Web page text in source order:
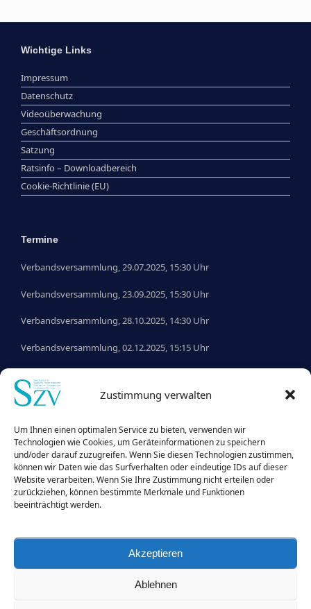
Zustimmung verwalten
Um Ihnen einen optimalen Service zu bieten, verwenden wir
Technologien wie Cookies, um Geräteinformationen zu speichern
und/oder darauf zuzugreifen. Wenn Sie diesen Technologien zustimmen,
können wir Daten wie das Surfverhalten oder eindeutige IDs auf dieser
Website verarbeiten. Wenn Sie Ihre Zustimmung nicht erteilen oder
zurückziehen, können bestimmte Merkmale und Funktionen
beeinträchtigt werden.
Akzeptieren
Ablehnen
Wichtige Links
Impressum
Datenschutz
Videoüberwachung
Geschäftsordnung
Satzung
Ratsinfo – Downloadbereich
Cookie-Richtlinie (EU)
Termine
Verbandsversammlung, 29.07.2025, 15:30 Uhr
Verbandsversammlung, 23.09.2025, 15:30 Uhr
Verbandsversammlung, 28.10.2025, 14:30 Uhr
Verbandsversammlung, 02.12.2025, 15:15 Uhr
Verbandsversammlung, 05.03.2026, 15:30 Uhr
Verbandsversammlung, 21.05.2026, 14:00 Uhr
Benutzername:
Passwort: